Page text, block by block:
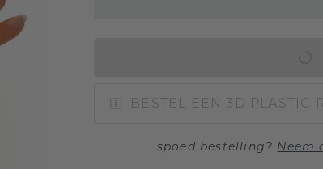
BESTEL EEN 3D PLASTIC
spoed bestelling? Neem